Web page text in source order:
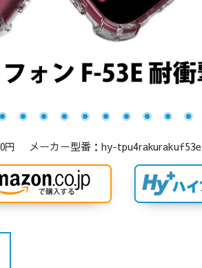
円 メーカー型番：hy-tpu4rakurakuf53e